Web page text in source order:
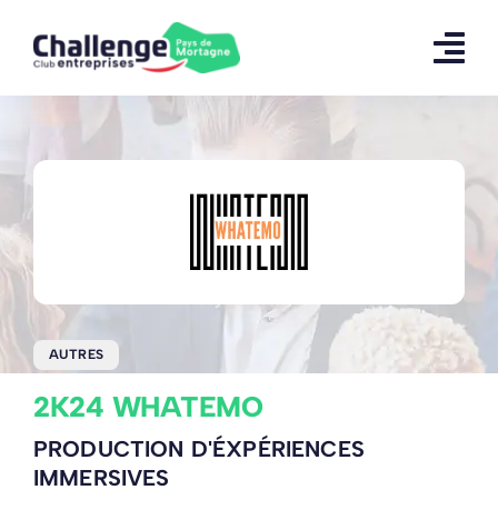
content
AUTRES
2K24 WHATEMO
PRODUCTION D'ÉXPÉRIENCES
IMMERSIVES